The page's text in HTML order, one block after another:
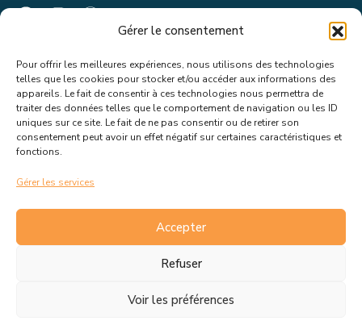
Gérer le consentement
Pour offrir les meilleures expériences, nous utilisons des technologies
telles que les cookies pour stocker et/ou accéder aux informations des
appareils. Le fait de consentir à ces technologies nous permettra de
traiter des données telles que le comportement de navigation ou les ID
uniques sur ce site. Le fait de ne pas consentir ou de retirer son
consentement peut avoir un effet négatif sur certaines caractéristiques et
fonctions.
Gérer les services
Accepter
Refuser
Voir les préférences
Suivez toutes les informations &
actualités de votre ville !
mairie de Rousset. En savoir plus sur la gestion de mes